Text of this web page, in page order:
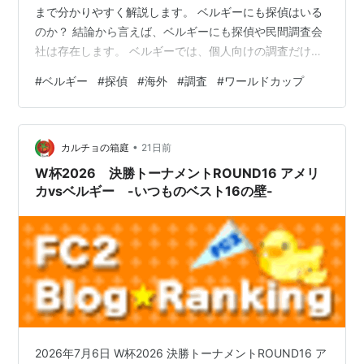
まで分かりやすく解説します。 ベルギーにも探偵はいる
のか？ 結論から言えば、ベルギーにも探偵や民間調査会
社は存在します。 ベルギーでは、個人向けの調査だけで
査、取引先の信用確認、所在確認、証拠収集など、幅広
い民間調査が行われています。 ベルギーは、首都ブリュ
ッセルにEUやNATO関連機関が集まる国際都市を持ち、
ヨーロッパの政治・経済の中心地のひとつです。そのた
め、調査分野でも国際性、法令遵守、個人情報保護、企
業リスク管理といった要素が強く関係しま…
#ベルギー #探偵 #海外 #調査 #ワールドカップ
カルチョの箱庭 • 21日前
W杯2026 決勝トーナメントROUND16 アメリ
カvsベルギー -いつものベスト16の壁-
2026年7月6日 W杯2026 決勝トーナメントROUND16 ア